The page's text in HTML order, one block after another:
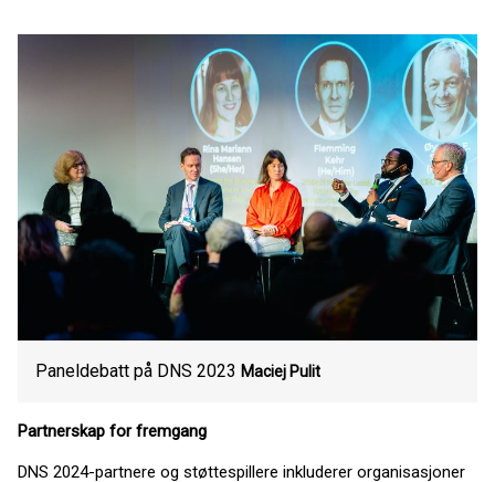
Paneldebatt på DNS 2023 Maciej Pulit
Partnerskap for fremgang
DNS 2024-partnere og støttespillere inkluderer organisasjoner